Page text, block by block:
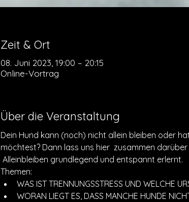
Zeit & Ort
08. Juni 2023, 19:00 – 20:15
Online-Vortrag
Über die Veranstaltung
Dein Hund kann (noch) nicht allein bleiben oder
möchtest? Dann lass uns hier  zusammen
Alleinbleiben grundlegend und entspannt erlernt.
Themen:
WAS IST TRENNUNGSSTRESS UND WELCHE
WORAN LIEGT ES, DASS MANCHE HUNDE